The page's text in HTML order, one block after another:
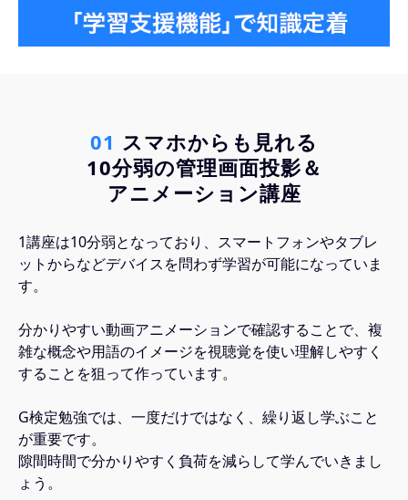
01 スマホからも見れる
10分弱の管理画面投影＆
アニメーション講座
1講座は10分弱となっており、スマートフォンやタブレ
ットからなどデバイスを問わず学習が可能になっていま
す。
分かりやすい動画アニメーションで確認することで、複
雑な概念や用語のイメージを視聴覚を使い理解しやすく
することを狙って作っています。
G検定勉強では、一度だけではなく、繰り返し学ぶこと
が重要です。
隙間時間で分かりやすく負荷を減らして学んでいきまし
ょう。